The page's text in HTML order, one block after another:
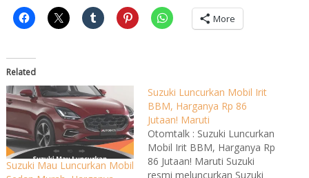
More
Related
Suzuki Mau Luncurkan Mobil
Suzuki Luncurkan Mobil Irit
BBM, Harganya Rp 86
Jutaan! Maruti
Otomtalk : Suzuki Luncurkan
Mobil Irit BBM, Harganya Rp
86 Jutaan! Maruti Suzuki
resmi meluncurkan Suzuki